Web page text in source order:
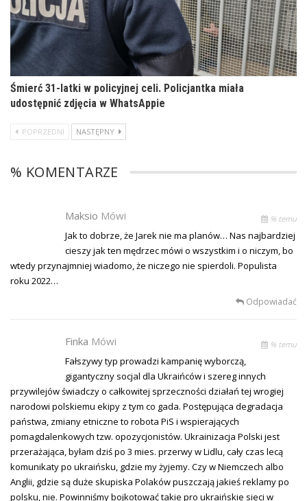
Śmierć 31-latki w policyjnej celi. Policjantka miała
udostępnić zdjęcia w WhatsAppie
POPRZEDNI NASTĘPNY
% KOMENTARZE
Maksio Mówi % temu
Jak to dobrze, że Jarek nie ma planów… Nas najbardziej
cieszy jak ten mędrzec mówi o wszystkim i o niczym, bo
wtedy przynajmniej wiadomo, że niczego nie spierdoli. Populista
roku 2022…
Odpowiadać
Finka Mówi % temu
Fałszywy typ prowadzi kampanię wyborczą,
gigantyczny socjal dla Ukraińców i szereg innych
przywilejów świadczy o całkowitej sprzeczności działań tej wrogiej
narodowi polskiemu ekipy z tym co gada. Postępująca degradacja
państwa, zmiany etniczne to robota PiS i wspierających
pomagdalenkowych tzw. opozycjonistów. Ukrainizacja Polski jest
przerażająca, byłam dziś po 3 mies. przerwy w Lidlu, cały czas lecą
komunikaty po ukraińsku, gdzie my żyjemy. Czy w Niemczech albo
Anglii, gdzie są duże skupiska Polaków puszczają jakieś reklamy po
polsku, nie. Powinniśmy bojkotować takie pro ukraińskie sieci w